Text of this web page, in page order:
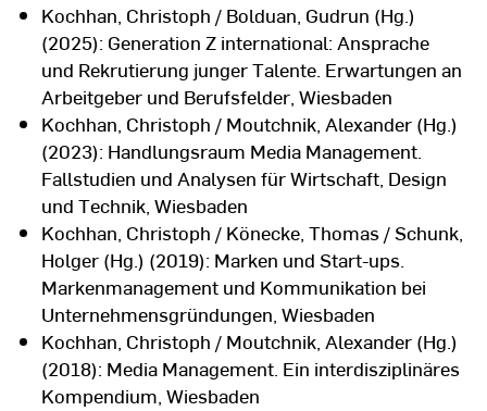
Research, Mainz
04/1996 – 09/1999
Research assistant, University of Trier, Department
of Consumer and Communication Research
Kochhan, Christoph / Bolduan, Gudrun (Hg.)
(2025): Generation Z international: Ansprache
und Rekrutierung junger Talente. Erwartungen an
Arbeitgeber und Berufsfelder, Wiesbaden
Kochhan, Christoph / Moutchnik, Alexander (Hg.)
(2023): Handlungsraum Media Management.
Fallstudien und Analysen für Wirtschaft, Design
und Technik, Wiesbaden
Kochhan, Christoph / Könecke, Thomas / Schunk,
Holger (Hg.) (2019): Marken und Start-ups.
Markenmanagement und Kommunikation bei
Unternehmensgründungen, Wiesbaden
Kochhan, Christoph / Moutchnik, Alexander (Hg.)
(2018): Media Management. Ein interdisziplinäres
Kompendium, Wiesbaden